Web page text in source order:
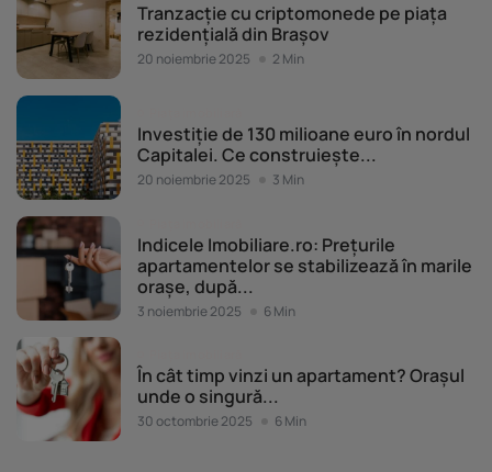
Tranzacție cu criptomonede pe piața
rezidențială din Brașov
20 noiembrie 2025 2 Min
Investiție de 130 milioane euro în nordul
Capitalei. Ce construiește...
20 noiembrie 2025 3 Min
Indicele Imobiliare.ro: Prețurile
apartamentelor se stabilizează în marile
orașe, după...
3 noiembrie 2025 6 Min
În cât timp vinzi un apartament? Orașul
unde o singură...
30 octombrie 2025 6 Min